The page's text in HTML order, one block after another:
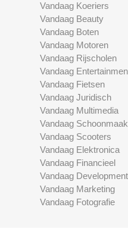
Vandaag Koeriers
Vandaag Beauty
Vandaag Boten
Vandaag Motoren
Vandaag Rijscholen
Vandaag
Vandaag Fietsen
Vandaag Juridisch
Vandaag Multimedia
Vandaag Schoonmaak
Vandaag Scooters
Vandaag Elektronica
Vandaag Financieel
Vandaag Development
Vandaag Marketing
Vandaag Fotografie